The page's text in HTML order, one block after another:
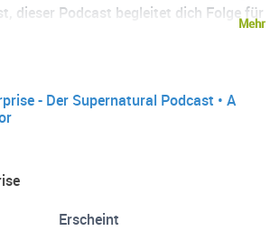
dieser Podcast begleitet dich Folge für
benötigt ein durchschnittlicher Jäger
zur Hölle kann Sam Winchester
Internet zugreifen?
Mehr
- Der Supernatural Podcast • A
Erscheint